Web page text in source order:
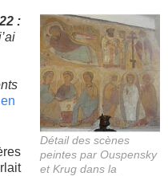
Détail des scènes
peintes par Ouspensky
et Krug dans la
:
en